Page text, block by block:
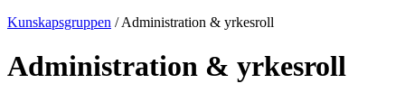
Kunskapsgruppen /Administration & yrkesroll
Administration & yrkesroll